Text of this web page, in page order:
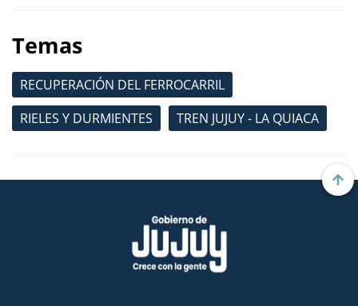
Temas
RECUPERACIÓN DEL FERROCARRIL
RIELES Y DURMIENTES
TREN JUJUY - LA QUIACA